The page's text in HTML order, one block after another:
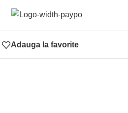
Adauga la favorite